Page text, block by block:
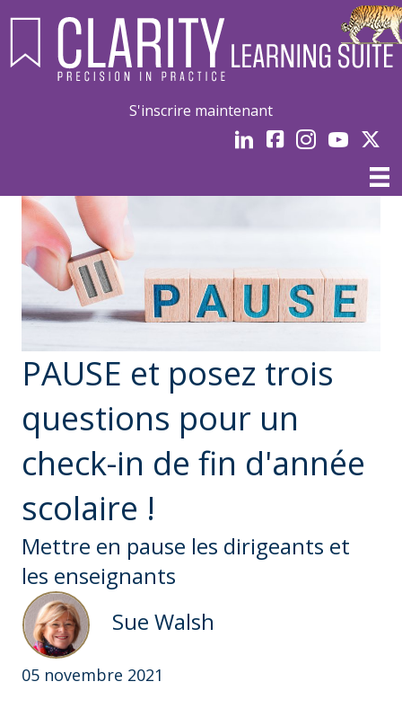
S'inscrire maintenant
LinkedInFacebookInstagramYoutube
PAUSE et posez trois
questions pour un
check-in de fin d'année
scolaire !
Mettre en pause les dirigeants et
les enseignants
Sue Walsh
05 novembre 2021